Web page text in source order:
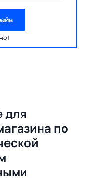
для
по